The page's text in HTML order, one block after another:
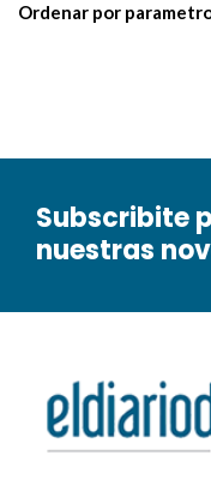
Ordenar por
Subscribite
nuestras